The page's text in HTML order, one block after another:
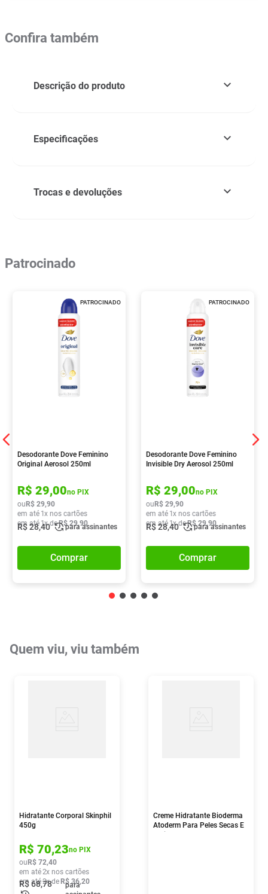
Confira também
Descrição do produto
Especificações
Trocas e devoluções
Patrocinado
PATROCINADO
Desodorante Dove Feminino
Original Aerosol 250ml
R$ 29,00no PIX
ou R$ 29,90
em até 1x nos cartões
em até 1x deR$ 29,90
R$28,40 para assinantes
Comprar
PATROCINADO
Desodorante Dove Feminino
Invisible Dry Aerosol 250ml
R$ 29,00no PIX
ou R$ 29,90
em até 1x nos cartões
em até 1x deR$ 29,90
R$28,40 para assinantes
Comprar
Quem viu, viu também
Hidratante Corporal Skinphil
450g
R$ 70,23no PIX
ou R$ 72,40
em até2x nos cartões
em até2x de R$ 36,20
R$68,78
para
Creme Hidratante Bioderma
Atoderm Para Peles Secas E